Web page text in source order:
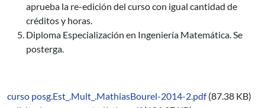
aprueba la re-edición del curso con igual cantidad de
créditos y horas.
Diploma Especialización en Ingeniería Matemática. Se
posterga.
curso posg.Est_.Mult_.MathiasBourel-2014-2.pdf (87.38 KB)